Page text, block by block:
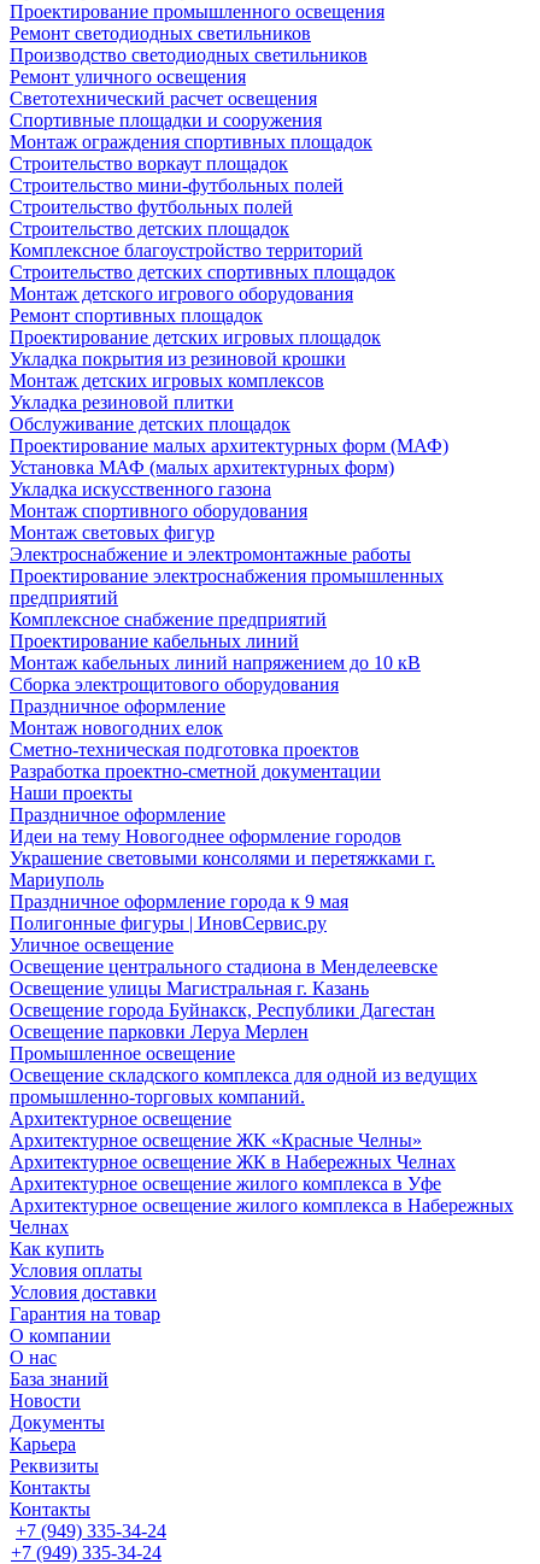
Проектирование промышленного освещения
Ремонт светодиодных светильников
Производство светодиодных светильников
Ремонт уличного освещения
Светотехнический расчет освещения
Спортивные площадки и сооружения
Монтаж ограждения спортивных площадок
Строительство воркаут площадок
Строительство мини-футбольных полей
Строительство футбольных полей
Строительство детских площадок
Комплексное благоустройство территорий
Строительство детских спортивных площадок
Монтаж детского игрового оборудования
Ремонт спортивных площадок
Проектирование детских игровых площадок
Укладка покрытия из резиновой крошки
Монтаж детских игровых комплексов
Укладка резиновой плитки
Обслуживание детских площадок
Проектирование малых архитектурных форм (МАФ)
Установка МАФ (малых архитектурных форм)
Укладка искусственного газона
Монтаж спортивного оборудования
Монтаж световых фигур
Электроснабжение и электромонтажные работы
Проектирование электроснабжения промышленных
предприятий
Комплексное снабжение предприятий
Проектирование кабельных линий
Монтаж кабельных линий напряжением до 10 кВ
Сборка электрощитового оборудования
Праздничное оформление
Монтаж новогодних елок
Сметно-техническая подготовка проектов
Разработка проектно-сметной документации
Наши проекты
Праздничное оформление
Идеи на тему Новогоднее оформление городов
Украшение световыми консолями и перетяжками г.
Мариуполь
Праздничное оформление города к 9 мая
Полигонные фигуры | ИновСервис.ру
Уличное освещение
Освещение центрального стадиона в Менделеевске
Освещение улицы Магистральная г. Казань
Освещение города Буйнакск, Республики Дагестан
Освещение парковки Леруа Мерлен
Промышленное освещение
Освещение складского комплекса для одной из ведущих
промышленно-торговых компаний.
Архитектурное освещение
Архитектурное освещение ЖК «Красные Челны»
Архитектурное освещение ЖК в Набережных Челнах
Архитектурное освещение жилого комплекса в Уфе
Архитектурное освещение жилого комплекса в Набережных
Челнах
Как купить
Условия оплаты
Условия доставки
Гарантия на товар
О компании
О нас
База знаний
Новости
Документы
Карьера
Реквизиты
Контакты
Контакты
+7 (949) 335-34-24
+7 (949) 335-34-24